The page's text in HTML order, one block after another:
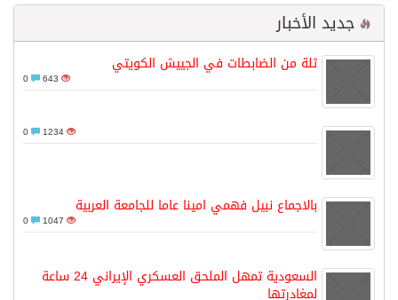
جديد الأخبار
ثلة من الضابطات في الجييش الكويتي
643
1234
بالاجماع نبيل فهمي امينا عاما للجامعة العربية
1047
السعودية تمهل الملحق العسكري الإيراني 24 ساعة
لمغادرتها